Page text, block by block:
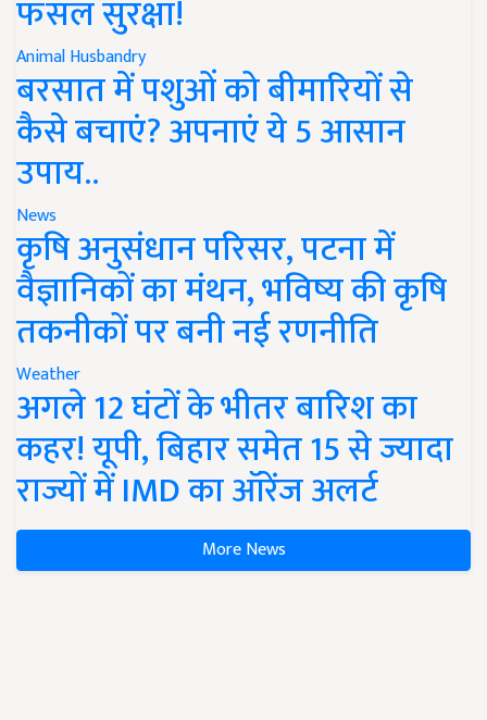
फसल सुरक्षा!
Animal Husbandry
बरसात में पशुओं को बीमारियों से
कैसे बचाएं? अपनाएं ये 5 आसान
उपाय..
News
कृषि अनुसंधान परिसर, पटना में
वैज्ञानिकों का मंथन, भविष्य की कृषि
तकनीकों पर बनी नई रणनीति
Weather
अगले 12 घंटों के भीतर बारिश का
कहर! यूपी, बिहार समेत 15 से ज्यादा
राज्यों में IMD का ऑरेंज अलर्ट
More News